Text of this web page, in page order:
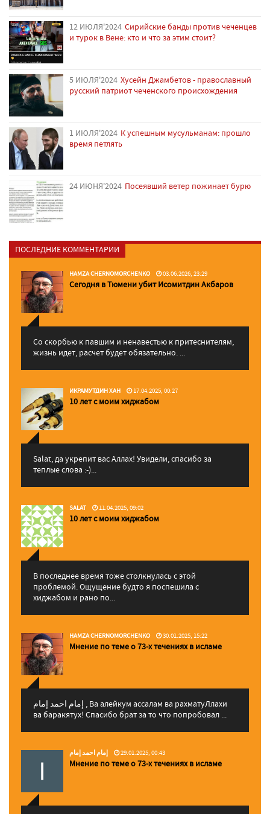
12 ИЮЛЯ'2024 Сирийские банды против чеченцев
и турок в Вене: кто и что за этим стоит?
5 ИЮЛЯ'2024 Хусейн Джамбетов - православный
русский патриот чеченского происхождения
1 ИЮЛЯ'2024 К успешным мусульманам: прошло
время петлять
24 ИЮНЯ'2024 Посеявший ветер пожинает бурю
ПОСЛЕДНИЕ КОММЕНТАРИИ
HAMZA CHERNOMORCHENKO 03.06.2026, 23:29
Сегодня в Тюмени убит Исомитдин Акбаров
Со скорбью к павшим и ненавестью к притеснителям,
жизнь идет, расчет будет обязательно. ...
ИКРАМУТДИН ХАН 17.04.2025, 00:27
10 лет с моим хиджабом
Salat, да укрепит вас Аллаx! Увидели, спасибо за
теплые слова :-)...
SALAT 11.04.2025, 09:02
10 лет с моим хиджабом
В последнее время тоже столкнулась с этой
проблемой. Ощущение будто я поспешила с
хиджабом и рано по...
HAMZA CHERNOMORCHENKO 30.01.2025, 15:22
Мнение по теме о 73-х течениях в исламе
إمام احمد إمام , Ва алейкум ассалам ва рахматуЛлахи
ва баракятух! Спасибо брат за то что попробовал ...
إمام احمد إمام 29.01.2025, 00:43
Мнение по теме о 73-х течениях в исламе